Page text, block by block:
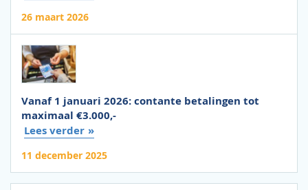
26 maart 2026
Vanaf 1 januari 2026: contante betalingen tot
maximaal €3.000,-
Lees verder
11 december 2025